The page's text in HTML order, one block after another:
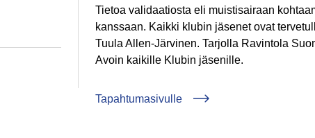
Tietoa validaatiosta eli muistisairaan
kanssaan. Kaikki klubin jäsenet ovat
Tuula Allen-Järvinen. Tarjolla Ravintola
Avoin kaikille Klubin jäsenille.
Tapahtumasivulle